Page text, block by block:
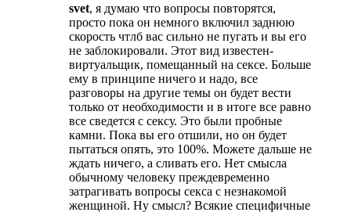
svet, я думаю что вопросы повторятся,
просто пока он немного включил заднюю
скорость чтлб вас сильно не пугать и вы его
не заблокировали. Этот вид известен-
виртуальщик, помещанный на сексе. Больше
ему в принципе ничего и надо, все
разговоры на другие темы он будет вести
только от необходимости и в итоге все равно
все сведется с сексу. Это были пробные
камни. Пока вы его отшили, но он будет
пытаться опять, это 100%. Можете дальше не
ждать ничего, а сливать его. Нет смысла
обычному человеку преждевременно
затрагивать вопросы секса с незнакомой
женщиной. Ну смысл? Всякие специфичные